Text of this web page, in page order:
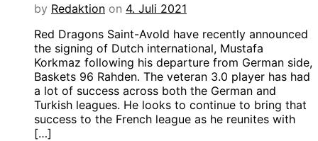
by Redaktion on 4. Juli 2021
Red Dragons Saint-Avold have recently announced
the signing of Dutch international, Mustafa
Korkmaz following his departure from German side,
Baskets 96 Rahden. The veteran 3.0 player has had
a lot of success across both the German and
Turkish leagues. He looks to continue to bring that
success to the French league as he reunites with
[…]